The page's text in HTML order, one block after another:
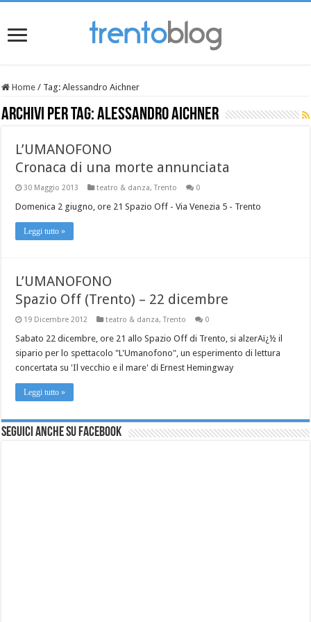
Home / Tag:Alessandro Aichner
Archivi per tag:Alessandro Aichner
L’UMANOFONO
Cronaca di una morte annunciata
30 Maggio 2013 teatro & danza,Trento 0
Domenica 2 giugno, ore 21 Spazio Off - Via Venezia 5 - Trento
Leggi tutto »
L’UMANOFONO
Spazio Off (Trento) – 22 dicembre
19 Dicembre 2012 teatro & danza,Trento 0
Sabato 22 dicembre, ore 21 allo Spazio Off di Trento, si alzerAï¿½ il
sipario per lo spettacolo "L'Umanofono", un esperimento di lettura
concertata su 'Il vecchio e il mare' di Ernest Hemingway
Leggi tutto »
Seguici anche su Facebook